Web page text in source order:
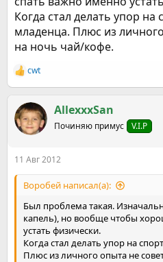
Когда стал делать упор на
младенца. Плюс из
на ночь чай/кофе.
Р
е
к
ц
и
cwt
AllexxxSan
Починяю примус V.I.P
11 Авг 2012
Воробей написал(а):
Был проблема такая.
капель), но вообще чтобы
устать физически.
Когда стал делать упор на
Плюс из личного опыта не